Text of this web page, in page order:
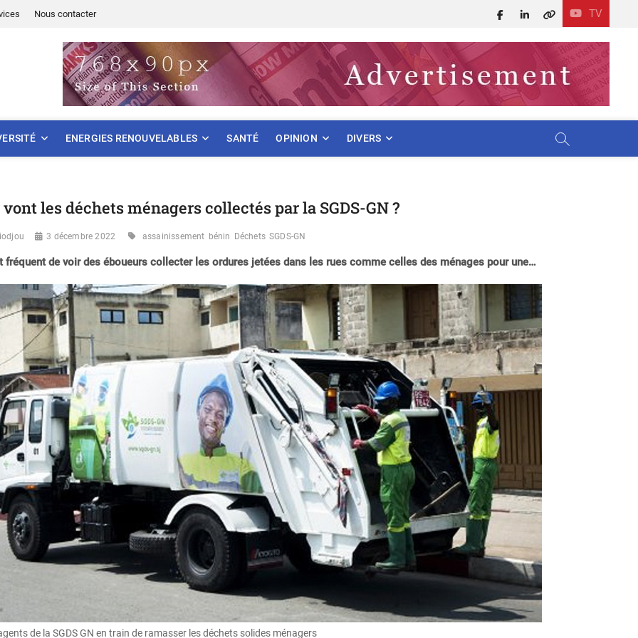
Nous contacter TV
Facebook
LinkedIn
X
ENERGIES RENOUVELABLES SANTÉ OPINION DIVERS
vont les déchets ménagers collectés par la SGDS-GN ?
3 décembre 2022 assainissement bénin Déchets SGDS-GN
fréquent de voir des éboueurs collecter les ordures jetées dans les rues comme celles des ménages pour une…
de la SGDS GN en train de ramasser les déchets solides ménagers